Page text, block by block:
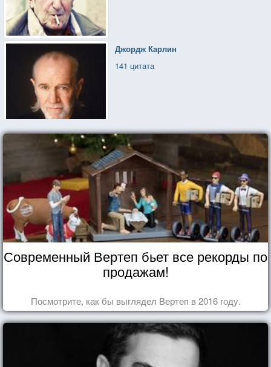
Джордж Карлин
141 цитата
Современный Вертеп бьет все рекорды по
продажам!
Посмотрите, как бы выглядел Вертеп в 2016 году.